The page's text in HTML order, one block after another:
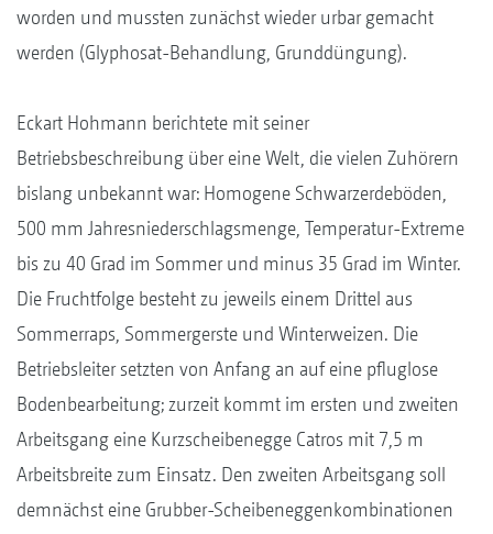
worden und mussten zunächst wieder urbar gemacht
werden (Glyphosat-Behandlung, Grunddüngung).
Eckart Hohmann berichtete mit seiner
Betriebsbeschreibung über eine Welt, die vielen Zuhörern
bislang unbekannt war: Homogene Schwarzerdeböden,
500 mm Jahresniederschlagsmenge, Temperatur-Extreme
bis zu 40 Grad im Sommer und minus 35 Grad im Winter.
Die Fruchtfolge besteht zu jeweils einem Drittel aus
Sommerraps, Sommergerste und Winterweizen. Die
Betriebsleiter setzten von Anfang an auf eine pfluglose
Bodenbearbeitung; zurzeit kommt im ersten und zweiten
Arbeitsgang eine Kurzscheibenegge Catros mit 7,5 m
Arbeitsbreite zum Einsatz. Den zweiten Arbeitsgang soll
demnächst eine Grubber-Scheibeneggenkombinationen